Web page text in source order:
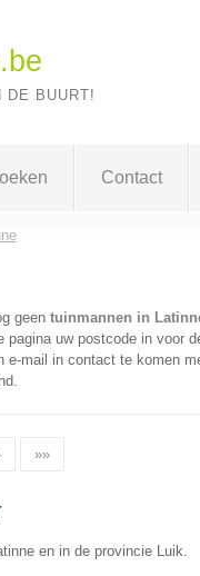
BUURT!
Contact
geen tuinmannen in
pagina uw postcode in voor
mail in contact te komen
»»
en in de provincie Luik.